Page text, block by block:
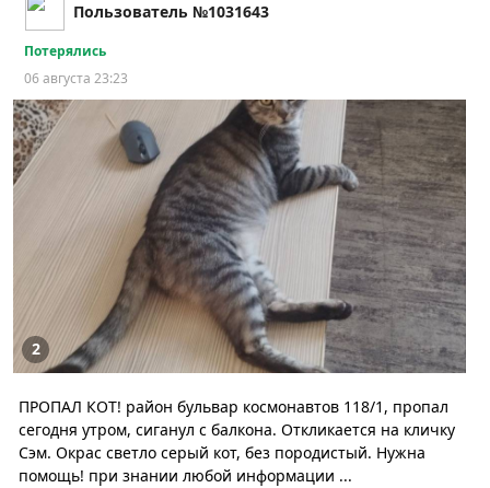
Пользователь №1031643
Потерялись
06 августа 23:23
2
ПРОПАЛ КОТ! район бульвар космонавтов 118/1, пропал
сегодня утром, сиганул с балкона. Откликается на кличку
Сэм. Окрас светло серый кот, без породистый. Нужна
помощь! при знании любой информации ...